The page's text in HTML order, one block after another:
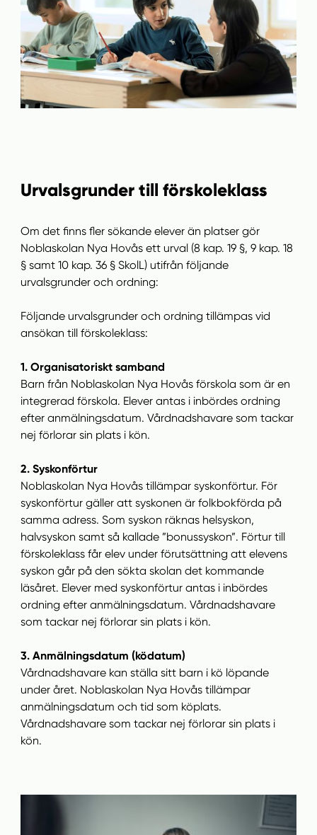
Urvalsgrunder till förskoleklass
Om det finns fler sökande elever än platser gör
Noblaskolan Nya Hovås ett urval (8 kap. 19 §, 9 kap. 18
§ samt 10 kap. 36 § SkolL) utifrån följande
urvalsgrunder och ordning:
Följande urvalsgrunder och ordning tillämpas vid
ansökan till förskoleklass:
1. Organisatoriskt samband
Barn från Noblaskolan Nya Hovås förskola som är en
integrerad förskola. Elever antas i inbördes ordning
efter anmälningsdatum. Vårdnadshavare som tackar
nej förlorar sin plats i kön.
2. Syskonförtur
Noblaskolan Nya Hovås tillämpar syskonförtur. För
syskonförtur gäller att syskonen är folkbokförda på
samma adress. Som syskon räknas helsyskon,
halvsyskon samt så kallade ”bonussyskon”. Förtur till
förskoleklass får elev under förutsättning att elevens
syskon går på den sökta skolan det kommande
läsåret. Elever med syskonförtur antas i inbördes
ordning efter anmälningsdatum. Vårdnadshavare
som tackar nej förlorar sin plats i kön.
3. Anmälningsdatum (ködatum)
Vårdnadshavare kan ställa sitt barn i kö löpande
under året. Noblaskolan Nya Hovås tillämpar
anmälningsdatum och tid som köplats.
Vårdnadshavare som tackar nej förlorar sin plats i
kön.